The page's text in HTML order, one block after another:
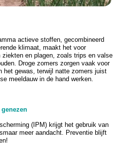
actieve stoffen, gecombineerd
klimaat, maakt het voor
en plagen, zoals trips en valse
Droge zomers zorgen vaak voor
het gewas, terwijl natte zomers juist
meeldauw in de hand werken.
(IPM) krijgt het gebruik van
meer aandacht. Preventie blijft